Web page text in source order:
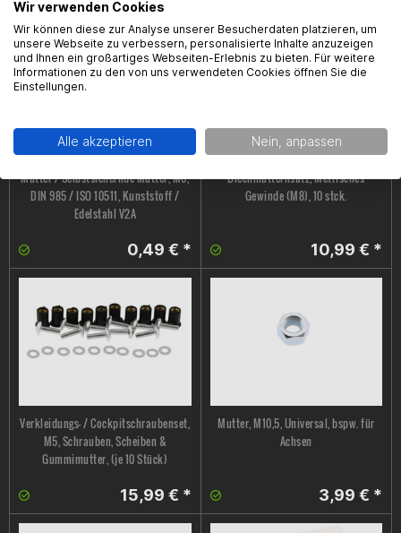
5,99 € *
Mutter / Selbstsichernde Mutter, M6,
DIN 985 / ISO 10511, Kunststoff /
Edelstahl V2A
0,49 € *
Blechmutternsatz, Metrisches
Gewinde (M8), 10 stck.
10,99 € *
Verkleidungs- / Cockpitschraubenset,
M5, Schrauben, Scheiben &
Gummimutter, (je 10 Stück)
15,99 € *
Mutter, M10,5, Universal, bspw. für
Achsen
3,99 € *
Wir verwenden Cookies
Wir können diese zur Analyse unserer Besucherdaten platzieren, um
unsere Webseite zu verbessern, personalisierte Inhalte anzuzeigen
und Ihnen ein großartiges Webseiten-Erlebnis zu bieten. Für weitere
Informationen zu den von uns verwendeten Cookies öffnen Sie die
Einstellungen.
Alle akzeptieren Nein, anpassen